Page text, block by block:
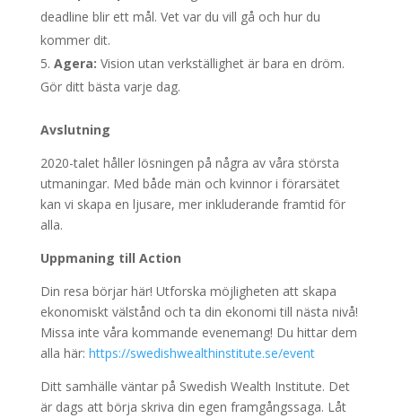
deadline blir ett mål. Vet var du vill gå och hur du
kommer dit.
Agera: Vision utan verkställighet är bara en dröm.
Gör ditt bästa varje dag.
Avslutning
2020-talet håller lösningen på några av våra största
utmaningar. Med både män och kvinnor i förarsätet
kan vi skapa en ljusare, mer inkluderande framtid för
alla.
Uppmaning till Action
Din resa börjar här! Utforska möjligheten att skapa
ekonomiskt välstånd och ta din ekonomi till nästa nivå!
Missa inte våra kommande evenemang! Du hittar dem
alla här: https://swedishwealthinstitute.se/event
Ditt samhälle väntar på Swedish Wealth Institute. Det
är dags att börja skriva din egen framgångssaga. Låt